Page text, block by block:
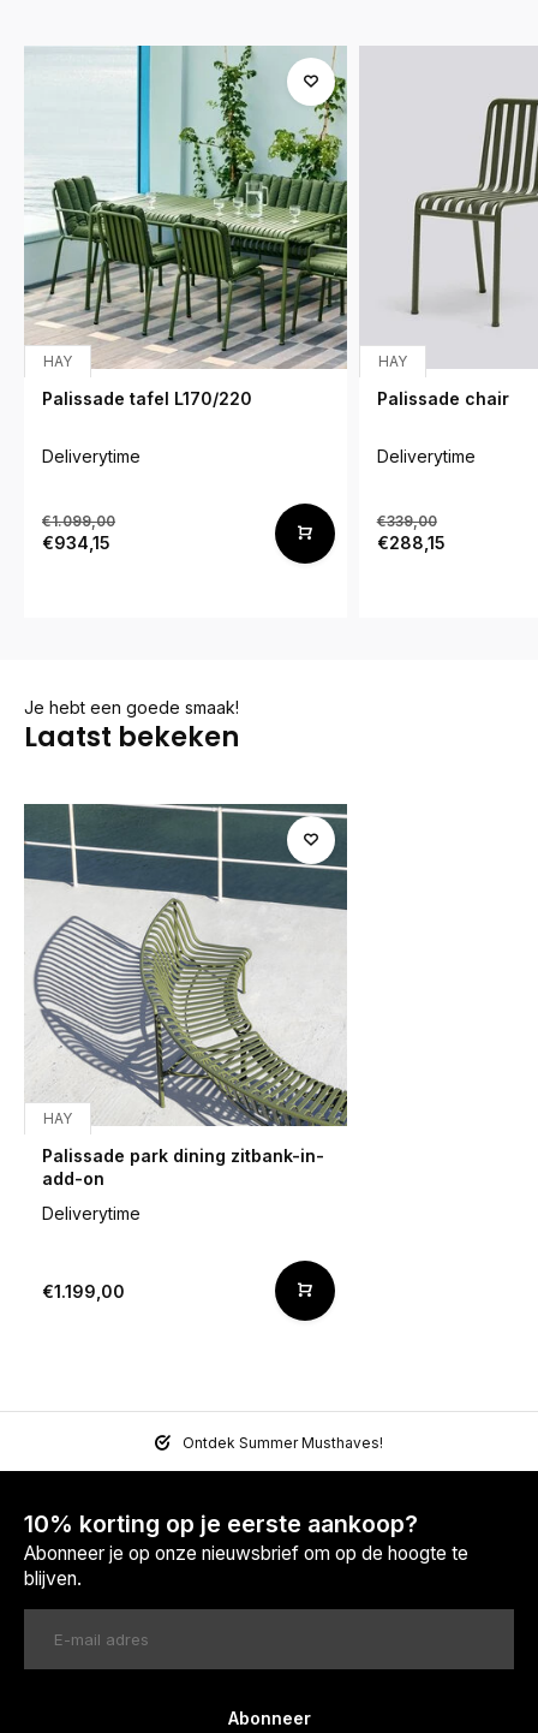
HAY
Palissade tafel L170/220
Deliverytime
€1.099,00
€934,15
HAY
Palissade chair
Deliverytime
€339,00
€288,15
Je hebt een goede smaak!
Laatst bekeken
HAY
Palissade park dining zitbank-in-
add-on
Deliverytime
€1.199,00
Ontdek Summer Musthaves!
10% korting op je eerste aankoop?
Abonneer je op onze nieuwsbrief om op de hoogte te
blijven.
Abonneer